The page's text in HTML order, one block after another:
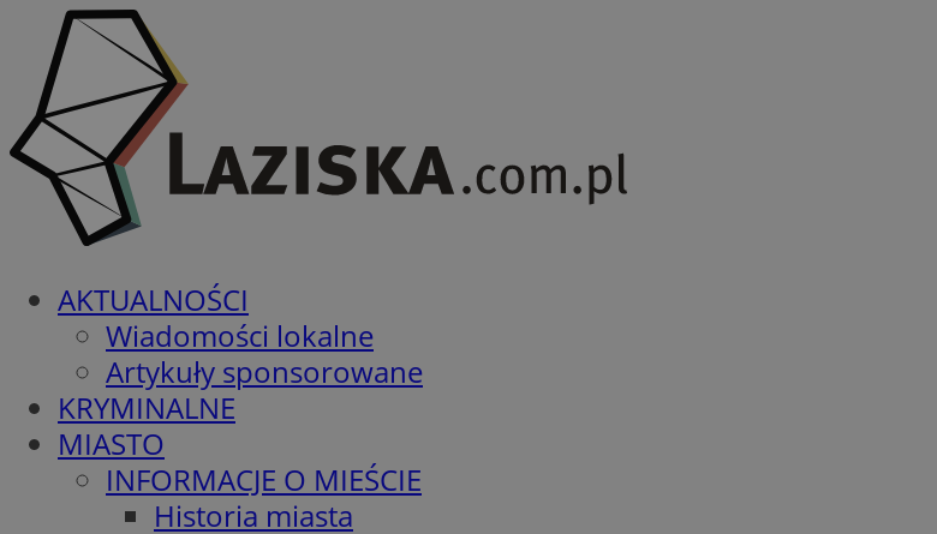
AKTUALNOŚCI
Wiadomości lokalne
Artykuły sponsorowane
KRYMINALNE
MIASTO
INFORMACJE O MIEŚCIE
Historia miasta